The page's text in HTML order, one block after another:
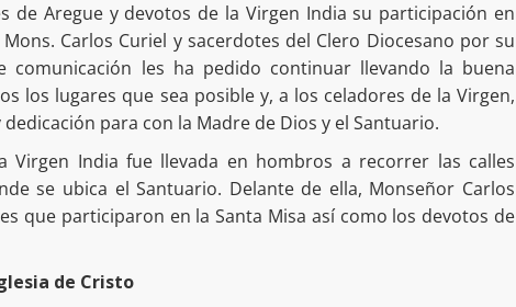
de Aregue y devotos de la Virgen India su participación en
Carlos Curiel y sacerdotes del Clero Diocesano por su
comunicación les ha pedido continuar llevando la buena
los lugares que sea posible y, a los celadores de la Virgen,
para con la Madre de Dios y el Santuario.
Virgen India fue llevada en hombros a recorrer las calles
se ubica el Santuario. Delante de ella, Monseñor Carlos
que participaron en la Santa Misa así como los devotos de
de Cristo